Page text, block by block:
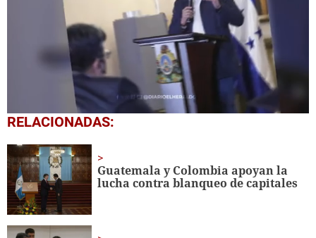
0
seconds
minutes,
3
seconds
RELACIONADAS:
Guatemala y Colombia apoyan la
lucha contra blanqueo de capitales